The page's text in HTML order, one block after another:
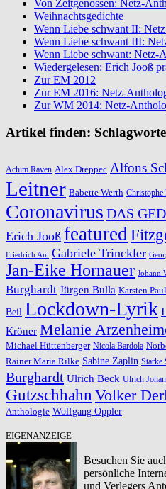
Von Zeitgenossen: Netz-
Weihnachtsgedichte
Wenn Liebe schwant II:
Wenn Liebe schwant III:
Wenn Liebe schwant: Netz-
Wiedergelesen: Erich Jooß
Zur EM 2012
Zur EM 2016: Netz-
Zur WM 2014: Netz-
Artikel finden: Schlagworte
Achim Raven Alex Dreppec Alfons
Leitner Babette Werth Christophe
Coronavirus DAS
Erich Jooß featured
Friedrich Ani Gabriele Trinckler
Jan-Eike Hornauer Johann
Burghardt Jürgen Bulla Karsten Paul
Beil Lockdown-Lyrik
Kröner Melanie
Michael Hüttenberger Nicola Bardola
Rainer Maria Rilke Sabine Zaplin Starke
Burghardt Ulrich Beck Ulrich
Gutzschhahn Volker
Anthologie Wolfgang Oppler
EIGENANZEIGE
Besuchen Sie
persönliche
und Verlegers